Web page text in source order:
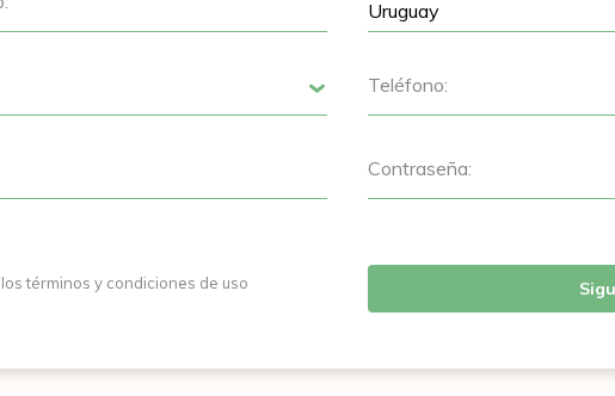
Teléfono:
Contraseña:
términos y condiciones de uso